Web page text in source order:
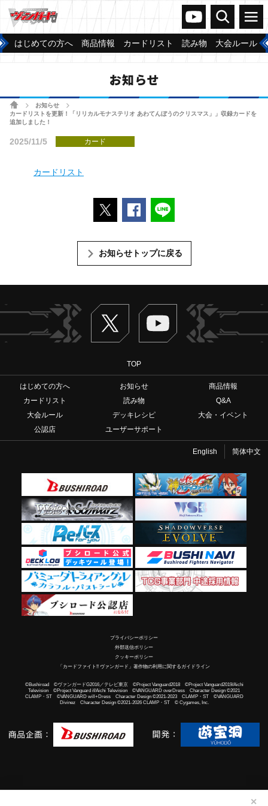
✕
ヴァンガードch
検索 メニュー
はじめての方へ 商品情報 カードリスト 読み物 大会ルール
お知らせ
ホームお知らせ
カードリストを更新！「リリカルモナステリオ あわてんぼうのクリスマス」」収録カードを
追加しました！
2025/11/5 カード
カードリスト
ポストするFacebookでシェアする
お知らせトップに戻る
Twitter ヴァンガードch
TOP
はじめての方へ お知らせ
商品情報
カードリスト
読み物
Q&A
大会ルール
デッキレシピ
大会・イベント
公認店
ユーザーサポート
English 简体中文
プライバシーポリシー
外部送信ポリシー
クッキーポリシー
「カードファイト!! ヴァンガード」著作物の利用に関するガイドライン
©Bushiroad ©ヴァンガードG2016／テレビ東京 ©Project Vanguard2018 ©Project Vanguard2019/Aichi
Television ©Project Vanguard if/Aichi Television ©VANGUARD overDress Character Design ©2021
CLAMP・ST ©VANGUARD will+Dress Character Design ©2021-2023 CLAMP・ST ©VANGUARD
Divinez Character Design ©2021-2026 CLAMP・ST © Cygames, Inc.